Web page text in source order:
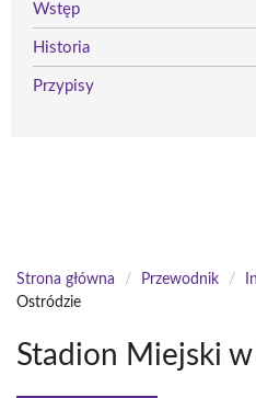
Wstęp
Historia
Przypisy
Strona główna / Przewodnik /
Ostródzie
Stadion Miejski